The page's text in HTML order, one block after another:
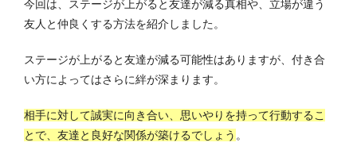
今回は、ステージが上がると友達が減る真相や、立場が違う
友人と仲良くする方法を紹介しました。
ステージが上がると友達が減る可能性はありますが、付き合
い方によってはさらに絆が深まります。
相手に対して誠実に向き合い、思いやりを持って行動するこ
とで、友達と良好な関係が築けるでしょう 。